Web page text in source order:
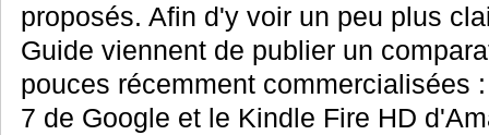
proposés. Afin d'y voir un peu plus
Guide viennent de publier un
pouces récemment commercialisées
7 de Google et le Kindle Fire HD